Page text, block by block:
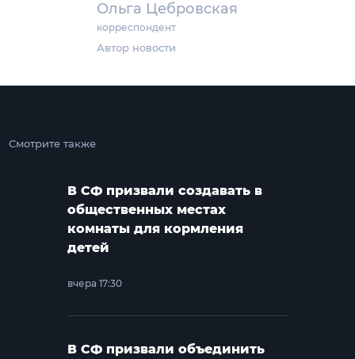
Ольга Цебровская
корреспондент
Автор новости
Смотрите также
В СФ призвали создавать в
общественных местах
комнаты для кормления
детей
вчера 17:30
В СФ призвали объединить